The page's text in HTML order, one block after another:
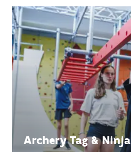
Archery Tag & Ninja